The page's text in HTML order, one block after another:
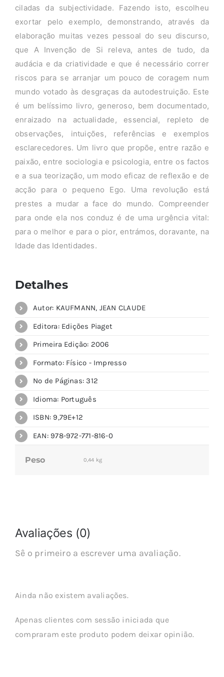
ciladas da subjectividade. Fazendo isto, escolheu
exortar pelo exemplo, demonstrando, através da
elaboração muitas vezes pessoal do seu discurso,
que A Invenção de Si releva, antes de tudo, da
audácia e da criatividade e que é necessário correr
riscos para se arranjar um pouco de coragem num
mundo votado às desgraças da autodestruição. Este
é um belíssimo livro, generoso, bem documentado,
enraizado na actualidade, essencial, repleto de
observações, intuições, referências e exemplos
esclarecedores. Um livro que propõe, entre razão e
paixão, entre sociologia e psicologia, entre os factos
e a sua teorização, um modo eficaz de reflexão e de
acção para o pequeno Ego. Uma revolução está
prestes a mudar a face do mundo. Compreender
para onde ela nos conduz é de uma urgência vital:
para o melhor e para o pior, entrámos, doravante, na
Idade das Identidades.
Detalhes
Autor: KAUFMANN, JEAN CLAUDE
Editora: Edições Piaget
Primeira Edição: 2006
Formato: Físico - Impresso
Nº de Páginas: 312
Idioma: Português
ISBN: 9,79E+12
EAN: 978-972-771-816-0
Peso 0,44 kg
Avaliações (0)
Sê o primeiro a escrever uma avaliação.
Ainda não existem avaliações.
Apenas clientes com sessão iniciada que
compraram este produto podem deixar opinião.